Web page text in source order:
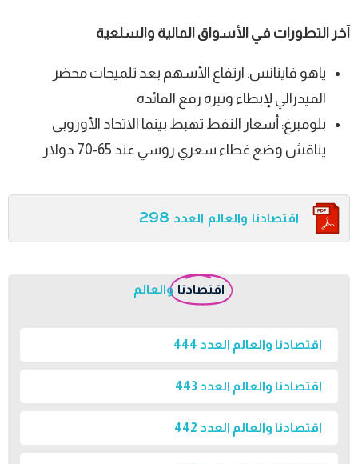
آخر التطورات في الأسواق المالية والسلعية
ياهو فاينانس: ارتفاع الأسهم بعد تلميحات محضر
الفيدرالي لإبطاء وتيرة رفع الفائدة
بلومبرغ: أسعار النفط تهبط بينما الاتحاد الأوروبي
يناقش وضع غطاء سعري روسي عند 65-70 دولار
اقتصادنا والعالم العدد 298
اقتصادنا والعالم
اقتصادنا والعالم العدد 444
اقتصادنا والعالم العدد 443
اقتصادنا والعالم العدد 442